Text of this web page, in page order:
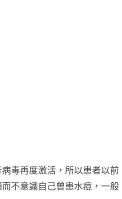
毒再度激活，所以患者以前
不意識自己曾患水痘，一般